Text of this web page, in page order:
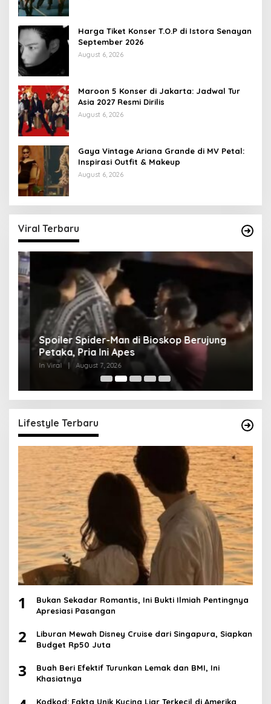
Harga Tiket Konser T.O.P di Istora Senayan
September 2026
August 6, 2026
Maroon 5 Konser di Jakarta: Jadwal Tur
Asia 2027 Resmi Dirilis
August 6, 2026
Gaya Vintage Ariana Grande di MV Petal:
Inspirasi Outfit & Makeup
August 6, 2026
Viral Terbaru
Spoiler Spider-Man di Bioskop Berujung
Petaka, Pria Ini Apes
In Viral | August 7, 2026
Lifestyle Terbaru
1
Bukan Sekadar Romantis, Ini Bukti Ilmiah Pentingnya
Apresiasi Pasangan
2
Liburan Mewah Disney Cruise dari Singapura, Siapkan
Budget Rp50 Juta
3
Buah Beri Efektif Turunkan Lemak dan BMI, Ini
Khasiatnya
Kodkod: Fakta Unik Kucing Liar Terkecil di Amerika